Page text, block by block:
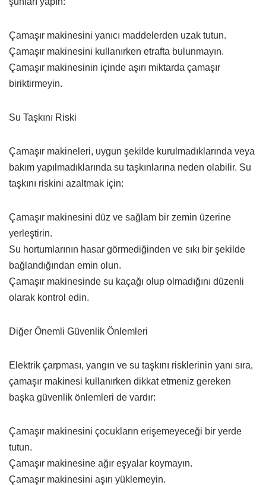
Çamaşır makinesini yanıcı maddelerden uzak tutun.
Çamaşır makinesini kullanırken etrafta bulunmayın.
Çamaşır makinesinin içinde aşırı miktarda çamaşır
biriktirmeyin.
Su Taşkını Riski
Çamaşır makineleri, uygun şekilde kurulmadıklarında veya
bakım yapılmadıklarında su taşkınlarına neden olabilir. Su
taşkını riskini azaltmak için:
Çamaşır makinesini düz ve sağlam bir zemin üzerine
yerleştirin.
Su hortumlarının hasar görmediğinden ve sıkı bir şekilde
bağlandığından emin olun.
Çamaşır makinesinde su kaçağı olup olmadığını düzenli
olarak kontrol edin.
Diğer Önemli Güvenlik Önlemleri
Elektrik çarpması, yangın ve su taşkını risklerinin yanı sıra,
çamaşır makinesi kullanırken dikkat etmeniz gereken
başka güvenlik önlemleri de vardır:
Çamaşır makinesini çocukların erişemeyeceği bir yerde
tutun.
Çamaşır makinesine ağır eşyalar koymayın.
Çamaşır makinesini aşırı yüklemeyin.